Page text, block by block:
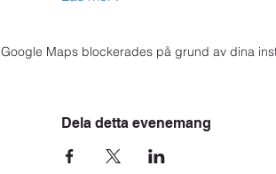
Google Maps blockerades på grund av dina
Dela detta evenemang